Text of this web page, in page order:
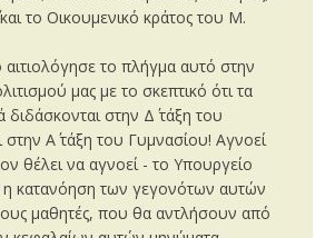
το Οικουμενικό κράτος του Μ.
το πλήγμα αυτό στην
μας με το σκεπτικό ότι τα
διδάσκονται στην Δ΄ τάξη του
στην Α΄ τάξη του Γυμνασίου! Αγνοεί
θέλει να αγνοεί - το Υπουργείο
η κατανόηση των γεγονότων αυτών
μαθητές, που θα αντλήσουν από